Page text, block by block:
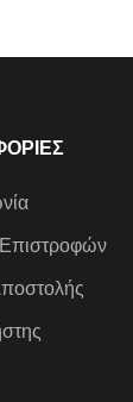
Επιστροφών